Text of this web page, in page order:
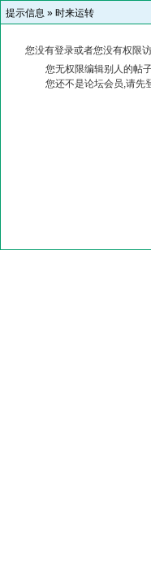
提示信息 » 时来运转
您没有登录或者您没有权限
您无权限编辑别人的帖
您还不是论坛会员,请先